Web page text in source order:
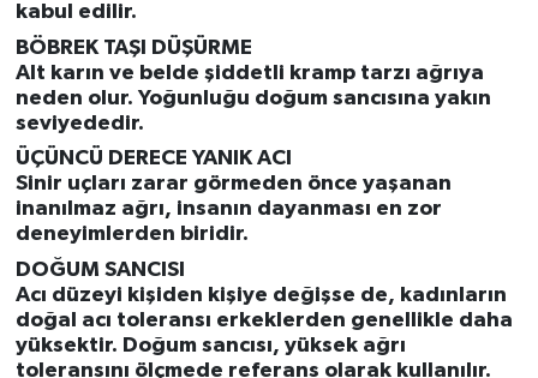
kabul edilir.
BÖBREK TAŞI DÜŞÜRME
Alt karın ve belde şiddetli kramp tarzı ağrıya
neden olur. Yoğunluğu doğum sancısına yakın
seviyededir.
ÜÇÜNCÜ DERECE YANIK ACI
Sinir uçları zarar görmeden önce yaşanan
inanılmaz ağrı, insanın dayanması en zor
deneyimlerden biridir.
DOĞUM SANCISI
Acı düzeyi kişiden kişiye değişse de, kadınların
doğal acı toleransı erkeklerden genellikle daha
yüksektir. Doğum sancısı, yüksek ağrı
toleransını ölçmede referans olarak kullanılır.